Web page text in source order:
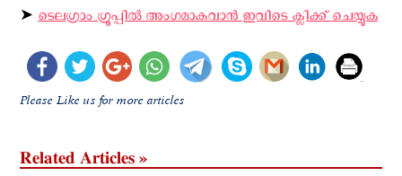
➤ ടെലഗ്രാം ഗ്രൂപ്പിൽ അംഗമാകുവാൻ ഇവിടെ ക്ലിക്ക് ചെയ്യുക
Please Like us for more articles
Related Articles »